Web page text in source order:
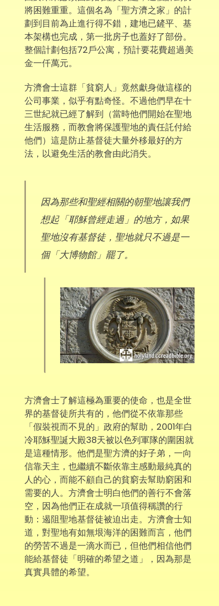
將困難重重。這個名為「聖方濟之家」的計
劃到目前為止進行得不錯，建地已鏟平、基
本架構也完成，第一批房子也蓋好了部份。
整個計劃包括72戶公寓，預計要花費超過美
金一仟萬元。
方濟會士這群「貧窮人」竟然獻身做這樣的
公司事業，似乎有點奇怪。不過他們早在十
三世紀就已經了解到（當時他們開始在聖地
生活服務，而教會將保護聖地的責任託付給
他們）這是防止基督徒大量外移最好的方
法，以避免生活的教會由此消失。
因為那些和聖經相關的朝聖地讓我們
想起「耶穌曾經走過」的地方，如果
聖地沒有基督徒，聖地就只不過是一
個「大博物館」罷了。
方濟會士了解這極為重要的使命，也是全世
界的基督徒所共有的，他們從不依靠那些
「假裝視而不見的」政府的幫助，2001年白
冷耶穌聖誕大殿38天被以色列軍隊的圍困就
是這種情形。他們是聖方濟的好子弟，一向
信靠天主，也繼續不斷依靠主感動最純真的
人的心，而能不顧自己的貧窮去幫助窮困和
需要的人。方濟會士明白他們的善行不會落
空，因為他們正在成就一項值得稱讚的行
動：遏阻聖地基督徒被迫出走。方濟會士知
道，對聖地有如無垠海洋的困難而言，他們
的勞苦不過是一滴水而已，但他們相信他們
能給基督徒「明確的希望之道」，因為那是
真實具體的希望。